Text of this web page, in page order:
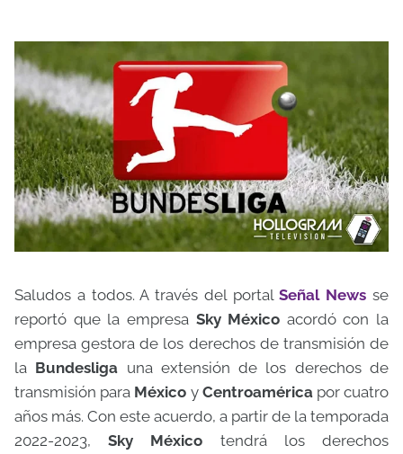
Saludos a todos. A través del portalSeñal News se
reportó que la empresa Sky México acordó con la
empresa gestora de los derechos de transmisión de
la Bundesliga una extensión de los derechos de
transmisión para México y Centroaméricapor cuatro
años más. Con este acuerdo, a partir de la temporada
2022-2023,Sky México tendrá los derechos